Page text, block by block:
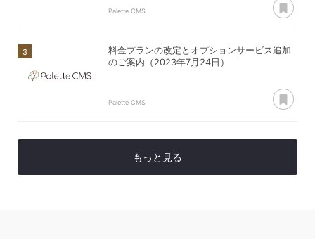
Palette CMS
料金プランの改定とオプションサービス追加
のご案内（2023年7月24日）
Palette CMS
もっと見る